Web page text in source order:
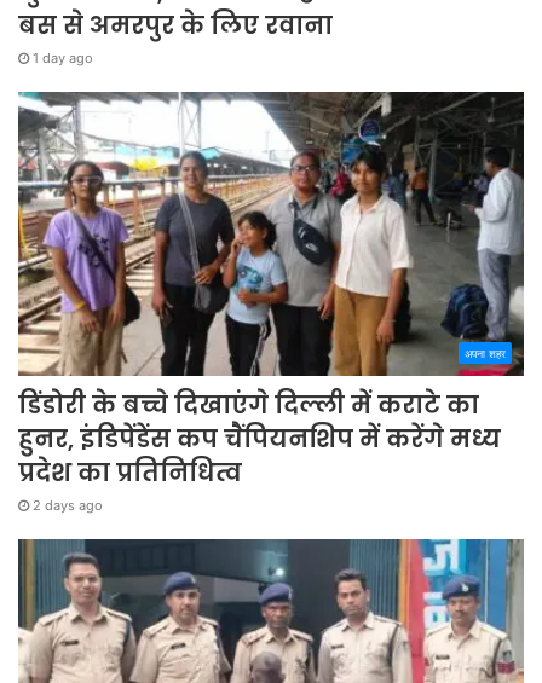
बस से अमरपुर के लिए रवाना
1 day ago
अपना शहर
डिंडोरी के बच्चे दिखाएंगे दिल्ली में कराटे का
हुनर, इंडिपेंडेंस कप चैंपियनशिप में करेंगे मध्य
प्रदेश का प्रतिनिधित्व
2 days ago